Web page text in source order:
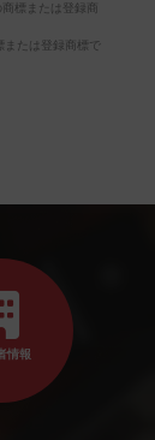
標または登録商
たは登録商標で
情報